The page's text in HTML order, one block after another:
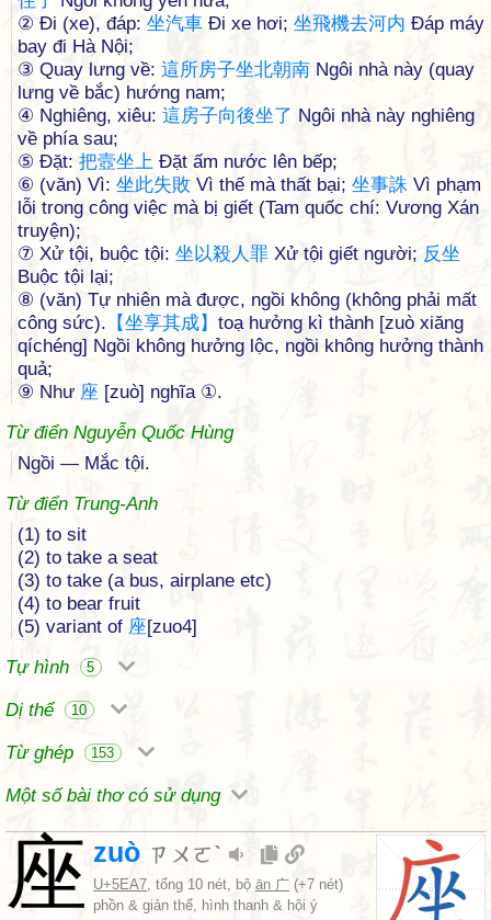
② Đi (xe), đáp: 坐汽車 Đi xe hơi; 坐飛機去河内 Đáp máy
bay đi Hà Nội;
③ Quay lưng về: 這所房子坐北朝南 Ngôi nhà này (quay
lưng về bắc) hướng nam;
④ Nghiêng, xiêu: 這房子向後坐了 Ngôi nhà này nghiêng
về phía sau;
⑤ Đặt: 把壼坐上 Đặt ấm nước lên bếp;
⑥ (văn) Vì: 坐此失敗 Vì thế mà thất bại; 坐事誅 Vì phạm
lỗi trong công việc mà bị giết (Tam quốc chí: Vương Xán
truyện);
⑦ Xử tội, buộc tội: 坐以殺人罪 Xử tội giết người; 反坐
Buộc tội lại;
⑧ (văn) Tự nhiên mà được, ngồi không (không phải mất
công sức). 【坐享其成】 toạ hưởng kì thành [zuò xiăng
qíchéng] Ngồi không hưởng lộc, ngồi không hưởng thành
quả;
⑨ Như 座 [zuò] nghĩa ①.
Từ điển Nguyễn Quốc Hùng
Ngồi — Mắc tội.
Từ điển Trung-Anh
(1) to sit
(2) to take a seat
(3) to take (a bus, airplane etc)
(4) to bear fruit
(5) variant of 座[zuo4]
Tự hình
5
Dị thể 10
Từ ghép 153
Một số bài thơ có sử dụng
座 zuò ㄗㄨㄛˋ
U+5EA7, tổng 10 nét, bộ ān 广 (+7 nét)
phồn & giản thể, hình thanh & hội ý